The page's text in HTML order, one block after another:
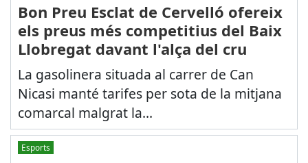
Bon Preu Esclat de Cervelló ofereix
els preus més competitius del Baix
Llobregat davant l'alça del cru
La gasolinera situada al carrer de Can
Nicasi manté tarifes per sota de la mitjana
comarcal malgrat la...
Esports